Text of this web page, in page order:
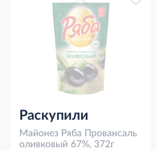
Раскупили
Майонез Ряба Провансаль
оливковый 67%, 372г